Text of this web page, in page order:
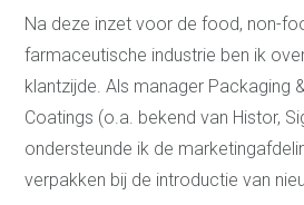
Na deze inzet voor de food, non-
farmaceutische industrie ben ik
klantzijde. Als manager Packaging
Coatings (o.a. bekend van Histor,
ondersteunde ik de
verpakken bij de introductie van